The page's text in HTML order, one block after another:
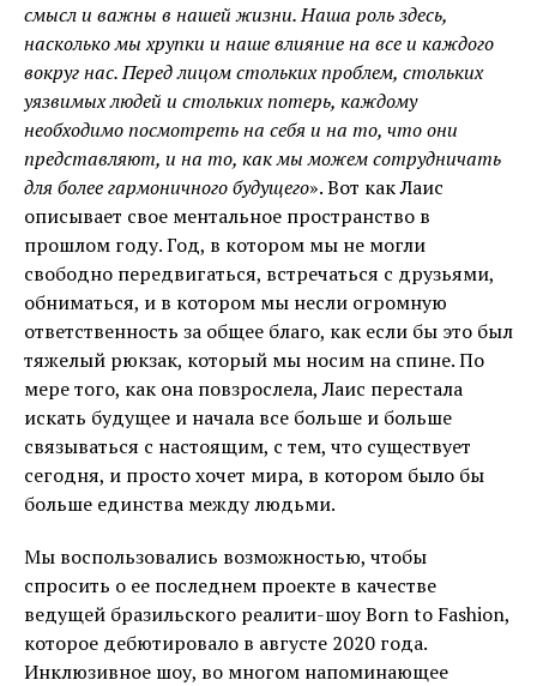
смысл и важны в нашей жизни. Наша роль здесь,
насколько мы хрупки и наше влияние на все и каждого
вокруг нас. Перед лицом стольких проблем, стольких
уязвимых людей и стольких потерь, каждому
необходимо посмотреть на себя и на то, что они
представляют, и на то, как мы можем сотрудничать
для более гармоничного будущего». Вот как Лаис
описывает свое ментальное пространство в
прошлом году. Год, в котором мы не могли
свободно передвигаться, встречаться с друзьями,
обниматься, и в котором мы несли огромную
ответственность за общее благо, как если бы это был
тяжелый рюкзак, который мы носим на спине. По
мере того, как она повзрослела, Лаис перестала
искать будущее и начала все больше и больше
связываться с настоящим, с тем, что существует
сегодня, и просто хочет мира, в котором было бы
больше единства между людьми.
Мы воспользовались возможностью, чтобы
спросить о ее последнем проекте в качестве
ведущей бразильского реалити-шоу Born to Fashion,
которое дебютировало в августе 2020 года.
Инклюзивное шоу, во многом напоминающее